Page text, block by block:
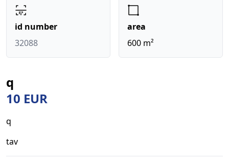
id number
32088
area
600 m²
q
10 EUR
q
tav